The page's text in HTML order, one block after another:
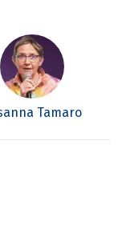
Tamaro